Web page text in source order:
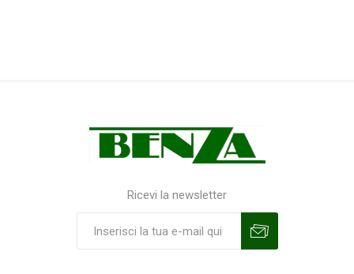
Ricevi la newsletter